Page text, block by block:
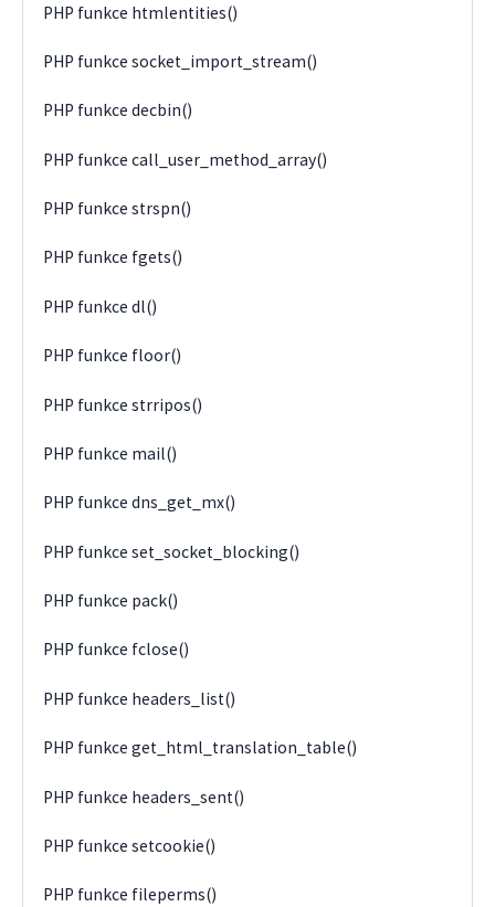
PHP funkce htmlentities()
PHP funkce socket_import_stream()
PHP funkce decbin()
PHP funkce call_user_method_array()
PHP funkce strspn()
PHP funkce fgets()
PHP funkce dl()
PHP funkce floor()
PHP funkce strripos()
PHP funkce mail()
PHP funkce dns_get_mx()
PHP funkce set_socket_blocking()
PHP funkce pack()
PHP funkce fclose()
PHP funkce headers_list()
PHP funkce get_html_translation_table()
PHP funkce headers_sent()
PHP funkce setcookie()
PHP funkce fileperms()